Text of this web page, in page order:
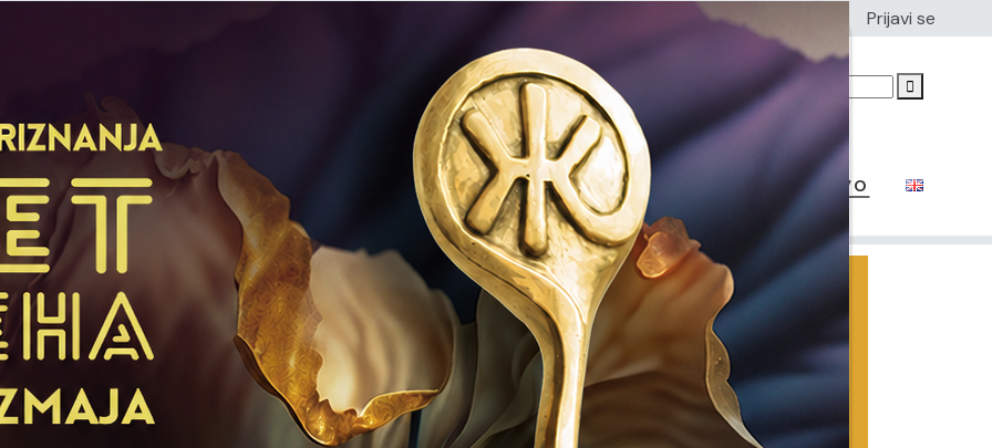
Prijavi se
PUBLIKACIJE E-MENTORING E-SAVETODAVNI CENTAR ČLANSTVO
UPŽ Srbija
Loyalty program